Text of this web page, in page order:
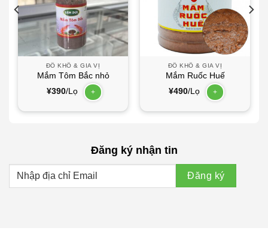
ĐỒ KHÔ & GIA VỊ
Mắm Tôm Bắc nhỏ
¥390/Lọ +
ĐỒ KHÔ & GIA VỊ
Mắm Ruốc Huế
¥490/Lọ +
Đăng ký nhận tin